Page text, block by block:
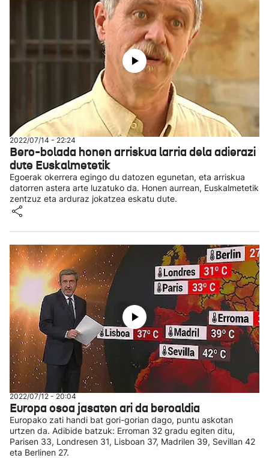
2022/07/14 - 22:24
Bero-bolada honen arriskua larria dela adierazi
dute Euskalmetetik
Egoerak okerrera egingo du datozen egunetan, eta arriskua
datorren astera arte luzatuko da. Honen aurrean, Euskalmetetik
zentzuz eta arduraz jokatzea eskatu dute.
2022/07/12 - 20:04
Europa osoa jasaten ari da beroaldia
Europako zati handi bat gori-gorian dago, puntu askotan
urtzen da. Adibide batzuk: Erroman 32 gradu egiten ditu,
Parisen 33, Londresen 31, Lisboan 37, Madrilen 39, Sevillan 42
eta Berlinen 27.